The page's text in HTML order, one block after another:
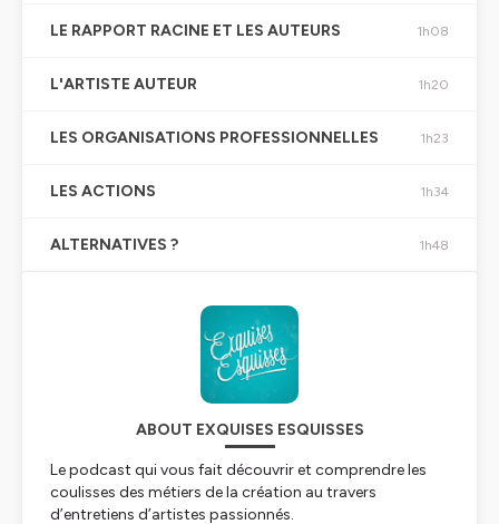
LE RAPPORT RACINE ET LES AUTEURS 1h08
L'ARTISTE AUTEUR 1h20
LES ORGANISATIONS PROFESSIONNELLES 1h23
LES ACTIONS 1h34
ALTERNATIVES ? 1h48
ABOUT EXQUISES ESQUISSES
Le podcast qui vous fait découvrir et comprendre les
coulisses des métiers de la création au travers
d’entretiens d’artistes passionnés.